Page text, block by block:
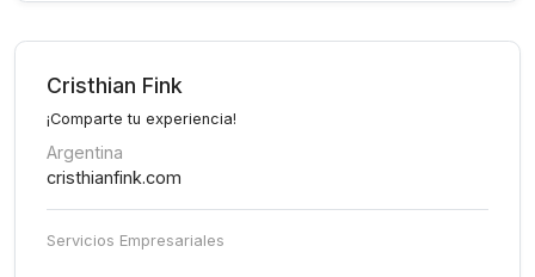
Cristhian Fink
¡Comparte tu experiencia!
Argentina
cristhianfink.com
Servicios Empresariales